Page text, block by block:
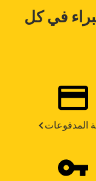
في كل
المدفوعات